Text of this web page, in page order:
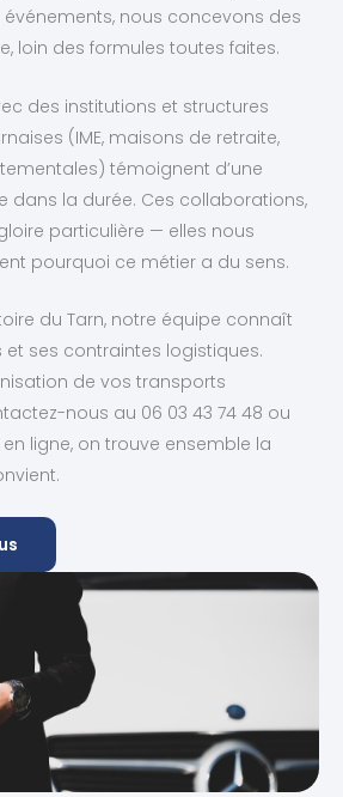
événements, nous concevons des
loin des formules toutes faites.
des institutions et structures
(IME, maisons de retraite,
témoignent d’une
dans la durée. Ces collaborations,
particulière — elles nous
pourquoi ce métier a du sens.
du Tarn, notre équipe connaît
et ses contraintes logistiques.
de vos transports
nous au 06 03 43 74 48 ou
ligne, on trouve ensemble la